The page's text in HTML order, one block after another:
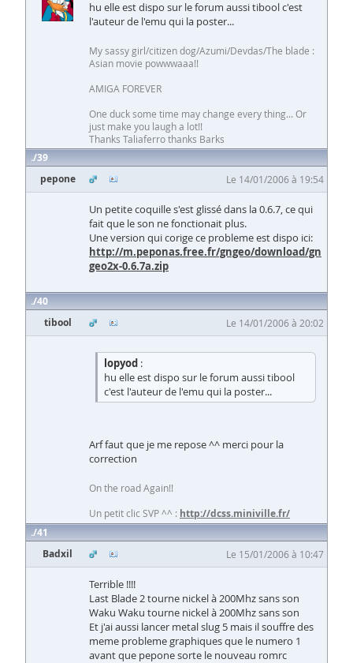
hu elle est dispo sur le forum aussi tibool c'est
l'auteur de l'emu qui la poster...
My sassy girl/citizen dog/Azumi/Devdas/The blade :
Asian movie powwwaaa!!
AMIGA FOREVER
One duck some time may change every thing... Or
just make you laugh a lot!!
Thanks Taliaferro thanks Barks
39
pepone
Le 14/01/2006 à 19:54
Un petite coquille s'est glissé dans la 0.6.7, ce qui
fait que le son ne fonctionait plus.
Une version qui corige ce probleme est dispo ici:
http://m.peponas.free.fr/gngeo/download/gn
geo2x-0.6.7a.zip
40
tibool
Le 14/01/2006 à 20:02
lopyod :
hu elle est dispo sur le forum aussi tibool
c'est l'auteur de l'emu qui la poster...
Arf faut que je me repose ^^ merci pour la
correction
On the road Again!!
Un petit clic SVP ^^ : http://dcss.miniville.fr/
41
Badxil
Le 15/01/2006 à 10:47
Terrible !!!!
Last Blade 2 tourne nickel à 200Mhz sans son
Waku Waku tourne nickel à 200Mhz sans son
Et j'ai aussi lancer metal slug 5 mais il souffre des
meme probleme graphiques que le numero 1
avant que pepone sorte le nouveau romrc